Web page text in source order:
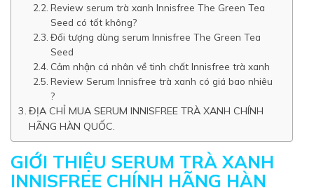
Review serum trà xanh Innisfree The Green Tea
Seed có tốt không?
Đối tượng dùng serum Innisfree The Green Tea
Seed
Cảm nhận cá nhân về tinh chất Innisfree trà xanh
Review Serum Innisfree trà xanh có giá bao nhiêu
?
ĐỊA CHỈ MUA SERUM INNISFREE TRÀ XANH CHÍNH
HÃNG HÀN QUỐC.
GIỚI THIỆU SERUM TRÀ XANH
INNISFREE CHÍNH HÃNG HÀN